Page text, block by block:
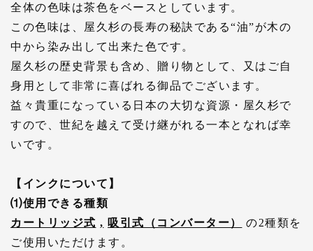
全体の色味は茶色をベースとしています。
この色味は、屋久杉の長寿の秘訣である“油”が木の
中から染み出して出来た色です。
屋久杉の歴史背景も含め、贈り物として、又はご自
身用として非常に喜ばれる御品でございます。
益々貴重になっている日本の大切な資源・屋久杉で
すので、世紀を越えて受け継がれる一本となれば幸
いです。
【インクについて】
⑴使用できる種類
カートリッジ式 , 吸引式（コンバーター）
の2種類を
ご使用いただけます。